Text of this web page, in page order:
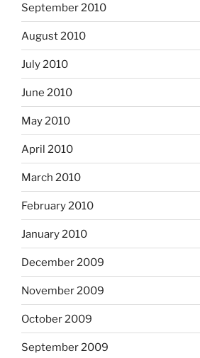
September 2010
August 2010
July 2010
June 2010
May 2010
April 2010
March 2010
February 2010
January 2010
December 2009
November 2009
October 2009
September 2009